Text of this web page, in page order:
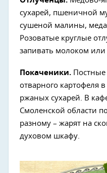
сухарей, пшеничной
сушеной малины,
Розоватые круглые
запивать молоком
Покаченики. Постные
отварного картофеля
ржаных сухарей. В
Смоленской области
разному – жарят на
духовом шкафу.